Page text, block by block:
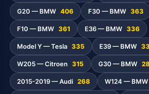
G20 — BMW 406 F30 — BMW 363
F10 — BMW 361 E36 — BMW 336
Model Y — Tesla 335 E39 — BMW
W205 — Citroen 315 G30 — BMW
2015-2019 — Audi 268 W124 — BMW